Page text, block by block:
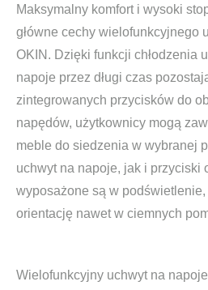
Maksymalny komfort i wysoki
główne cechy wielofunkcyjnego
OKIN. Dzięki funkcji chłodzenia
napoje przez długi czas
zintegrowanych przycisków do
napędów, użytkownicy mogą
meble do siedzenia w wybranej
uchwyt na napoje, jak i przyciski
wyposażone są w
orientację nawet w ciemnych
Wielofunkcyjny uchwyt na